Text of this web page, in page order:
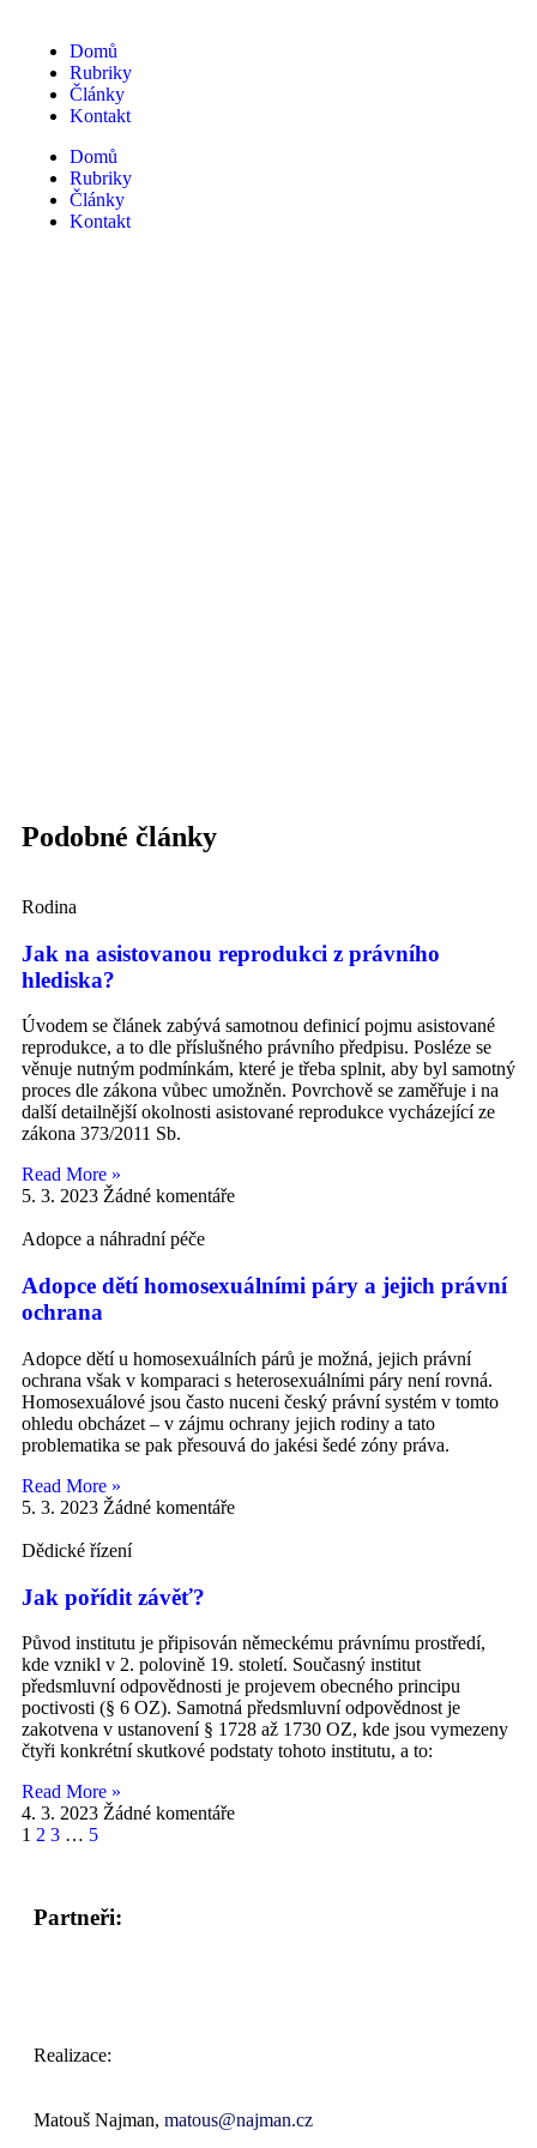
Domů
Rubriky
Články
Kontakt
Domů
Rubriky
Články
Kontakt
Podobné články
Rodina
Jak na asistovanou reprodukci z právního
hlediska?
Úvodem se článek zabývá samotnou definicí pojmu asistované
reprodukce, a to dle příslušného právního předpisu. Posléze se
věnuje nutným podmínkám, které je třeba splnit, aby byl samotný
proces dle zákona vůbec umožněn. Povrchově se zaměřuje i na
další detailnější okolnosti asistované reprodukce vycházející ze
zákona 373/2011 Sb.
Read More »
5. 3. 2023 Žádné komentáře
Adopce a náhradní péče
Adopce dětí homosexuálními páry a jejich právní
ochrana
Adopce dětí u homosexuálních párů je možná, jejich právní
ochrana však v komparaci s heterosexuálními páry není rovná.
Homosexuálové jsou často nuceni český právní systém v tomto
ohledu obcházet – v zájmu ochrany jejich rodiny a tato
problematika se pak přesouvá do jakési šedé zóny práva.
Read More »
5. 3. 2023 Žádné komentáře
Dědické řízení
Jak pořídit závěť?
Původ institutu je připisován německému právnímu prostředí,
kde vznikl v 2. polovině 19. století. Současný institut
předsmluvní odpovědnosti je projevem obecného principu
poctivosti (§ 6 OZ). Samotná předsmluvní odpovědnost je
zakotvena v ustanovení § 1728 až 1730 OZ, kde jsou vymezeny
čtyři konkrétní skutkové podstaty tohoto institutu, a to:
Read More »
4. 3. 2023 Žádné komentáře
1 2 3 … 5
Partneři:
Realizace:
Matouš Najman, matous@najman.cz